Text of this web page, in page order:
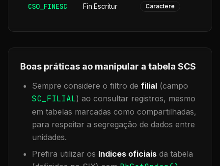
CS0_FINESC Fin.Escritur Caractere
Boas práticas ao manipular a tabela SCS
Sempre considere o filtro de filial (campo
SC_FILIAL) ao consultar registros, mesmo
em tabelas marcadas como compartilhadas,
para respeitar a segregação de dados entre
unidades.
Prefira utilizar os índices oficiais da tabela